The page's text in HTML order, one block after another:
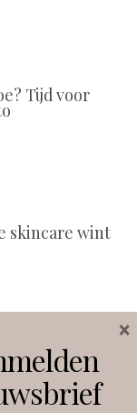
Tijd voor
skincare wint
×